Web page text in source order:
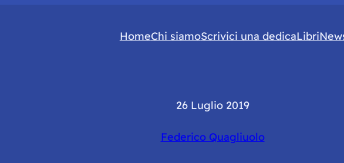
HomeChi siamoScrivici una dedicaLibri
26 Luglio 2019
Federico Quagliuolo